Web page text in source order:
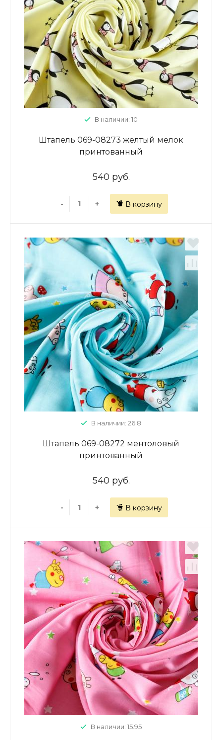
В наличии: 10
Штапель 069-08273 желтый мелок
принтованный
540 руб.
- + В корзину
В наличии: 26.8
Штапель 069-08272 ментоловый
принтованный
540 руб.
- + В корзину
В наличии: 15.95